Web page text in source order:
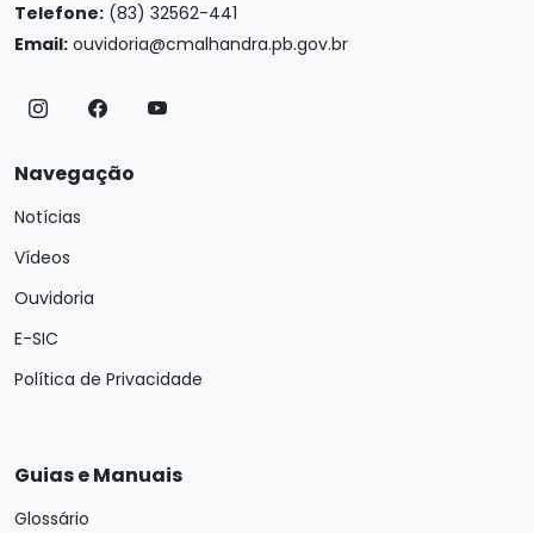
Telefone: (83) 32562-441
Email: ouvidoria@cmalhandra.pb.gov.br
Navegação
Notícias
Vídeos
Ouvidoria
E-SIC
Política de Privacidade
Guias e Manuais
Glossário